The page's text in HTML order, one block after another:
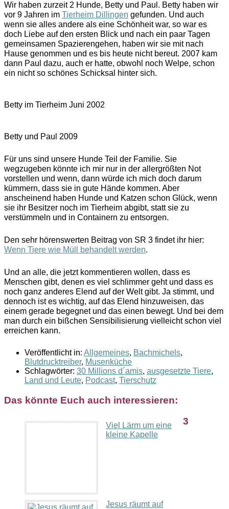
Wir haben zurzeit 2 Hunde, Betty und Paul. Betty haben wir
vor 9 Jahren im Tierheim Dillingen gefunden. Und auch
wenn sie alles andere als eine Schönheit war, so war es
doch Liebe auf den ersten Blick und nach ein paar Tagen
gemeinsamen Spazierengehen, haben wir sie mit nach
Hause genommen und es bis heute nicht bereut. 2007 kam
dann Paul dazu, auch er hatte, obwohl noch Welpe, schon
ein nicht so schönes Schicksal hinter sich.
Betty im Tierheim Juni 2002
Betty und Paul 2009
Für uns sind unsere Hunde Teil der Familie. Sie
wegzugeben könnte ich mir nur in der allergrößten Not
vorstellen und wenn, dann würde ich mich doch darum
kümmern, dass sie in gute Hände kommen. Aber
anscheinend haben Hunde und Katzen schon Glück, wenn
sie ihr Besitzer noch im Tierheim abgibt, statt sie zu
verstümmeln und in Containern zu entsorgen.
Den sehr hörenswerten Beitrag von SR 3 findet ihr hier:
Wenn Tiere wie Müll behandelt werden.
Und an alle, die jetzt kommentieren wollen, dass es
Menschen gibt, denen es viel schlimmer geht und dass es
noch ganz anderes Elend auf der Welt gibt. Ja stimmt, und
dennoch ist es wichtig, auf das Elend hinzuweisen, das
einem gerade begegnet und das einen bewegt. Und bei dem
man durch ein bißchen Sensibilisierung vielleicht schon viel
erreichen kann.
Veröffentlicht in: Allgemeines, Bachmichels,
Blutdrucktreiber, Musenküche
Schlagwörter: 30 Millions d´amis, ausgesetzte Tiere,
Land und Leute, Podcast, Tierschutz
Das könnte Euch auch interessieren:
Viel Lärm um eine
kleine Kapelle
Jesus räumt auf
3